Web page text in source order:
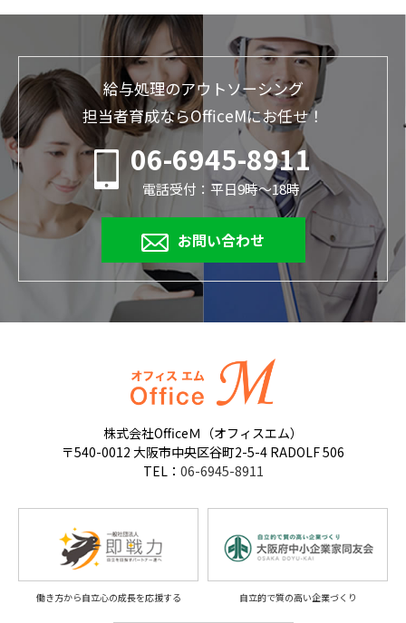
給与処理のアウトソーシング
担当者育成ならOfficeMにお任せ！
06-6945-8911
電話受付：平日9時～18時
お問い合わせ
株式会社OfficeＭ（オフィスエム）
〒540-0012 大阪市中央区谷町2-5-4 RADOLF 506
TEL： 06-6945-8911
働き方から自立心の成長を応援する 自立的で質の高い企業づくり